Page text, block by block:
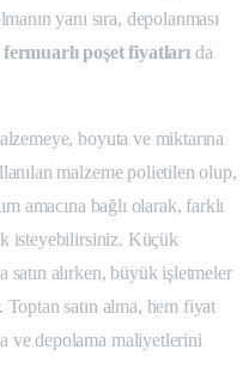
yanı sıra, depolanması
fermuarlı poşet fiyatlarıda
boyuta ve miktarına
malzeme polietilen olup,
amacına bağlı olarak, farklı
isteyebilirsiniz. Küçük
alırken, büyük işletmeler
satın alma, hem fiyat
ve depolama maliyetlerini